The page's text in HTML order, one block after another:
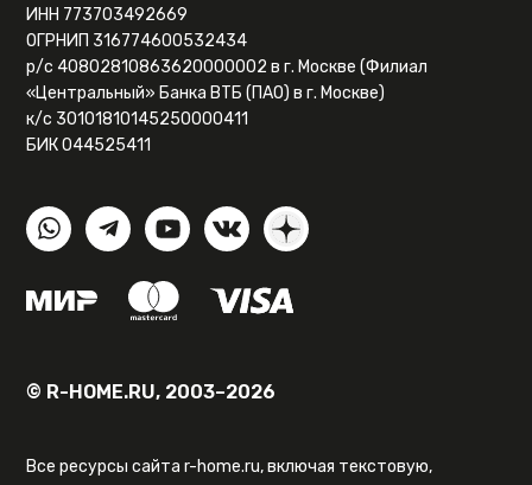
ИНН 773703492669
ОГРНИП 316774600532434
р/с 40802810863620000002 в г. Москве (Филиал
«Центральный» Банка ВТБ (ПАО) в г. Москве)
к/с 30101810145250000411
БИК 044525411
© R-HOME.RU, 2003–2026
Все ресурсы сайта r-home.ru, включая текстовую,